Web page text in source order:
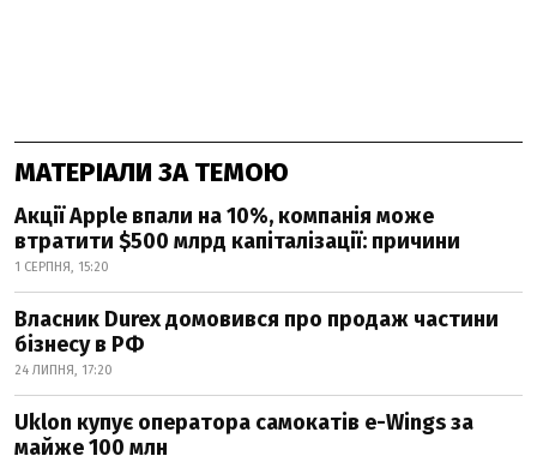
МАТЕРІАЛИ ЗА ТЕМОЮ
Акції Apple впали на 10%, компанія може
втратити $500 млрд капіталізації: причини
1 СЕРПНЯ, 15:20
Власник Durex домовився про продаж частини
бізнесу в РФ
24 ЛИПНЯ, 17:20
Uklon купує оператора самокатів e-Wings за
майже 100 млн